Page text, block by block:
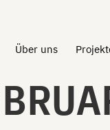
Über uns